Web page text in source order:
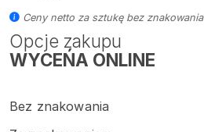
Opcje zakupu
WYCEŃA ONLINE
Bez znakowania
Ceny netto za sztukę bez znakowania